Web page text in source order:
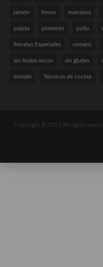
jamón limon manzana
patata pimiento pollo
Recetas Especiales romero
sin frutos secos sin gluten
tomate Técnicas de cocina
Copyright © 2017 All rights